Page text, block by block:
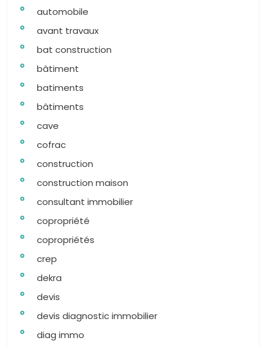
automobile
avant travaux
bat construction
bâtiment
batiments
bâtiments
cave
cofrac
construction
construction maison
consultant immobilier
copropriété
copropriétés
crep
dekra
devis
devis diagnostic immobilier
diag immo